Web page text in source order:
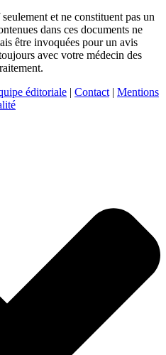
et ne constituent pas un
dans ces documents ne
être invoquées pour un avis
avec votre médecin des
éditoriale | Contact | Mentions